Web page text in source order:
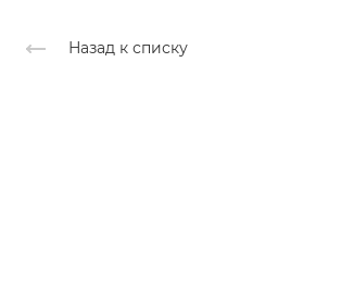
Назад к списку